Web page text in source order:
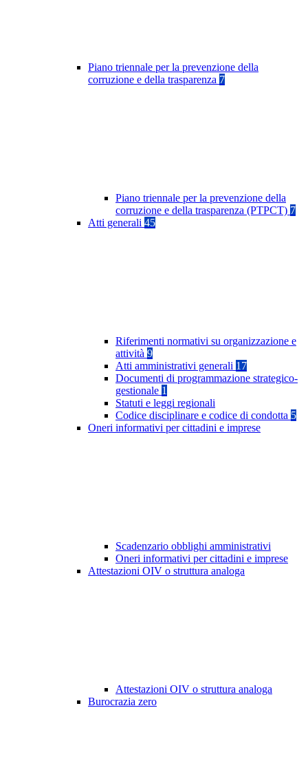
Piano triennale per la prevenzione della
corruzione e della trasparenza 7
Piano triennale per la prevenzione della
corruzione e della trasparenza (PTPCT) 7
Atti generali 45
Riferimenti normativi su organizzazione e
attività 9
Atti amministrativi generali 17
Documenti di programmazione strategico-
gestionale 1
Statuti e leggi regionali
Codice disciplinare e codice di condotta 5
Oneri informativi per cittadini e imprese
Scadenzario obblighi amministrativi
Oneri informativi per cittadini e imprese
Attestazioni OIV o struttura analoga
Attestazioni OIV o struttura analoga
Burocrazia zero